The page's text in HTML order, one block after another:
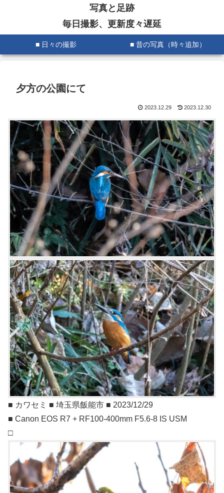
写真と足跡
毎日撮影、更新度々遅延
■ 日々の撮影 ■ 昔の写真（時々追加）
夕方の公園にて
2023.12.29 2023.12.30
■ カワセミ ■ 埼玉県飯能市 ■ 2023/12/29
■ Canon EOS R7 + RF100-400mm F5.6-8 IS USM
□